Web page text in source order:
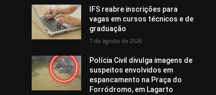
IFS reabre inscrições para
vagas em cursos técnicos e de
graduação
7 de agosto de 2026
Polícia Civil divulga imagens de
suspeitos envolvidos em
espancamento na Praça do
Forródromo, em Lagarto